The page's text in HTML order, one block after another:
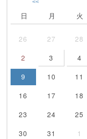
<<
日 月 火
26 27 28
2
3 4
9
10 11
16
17 18
23
24 25
30
31 1